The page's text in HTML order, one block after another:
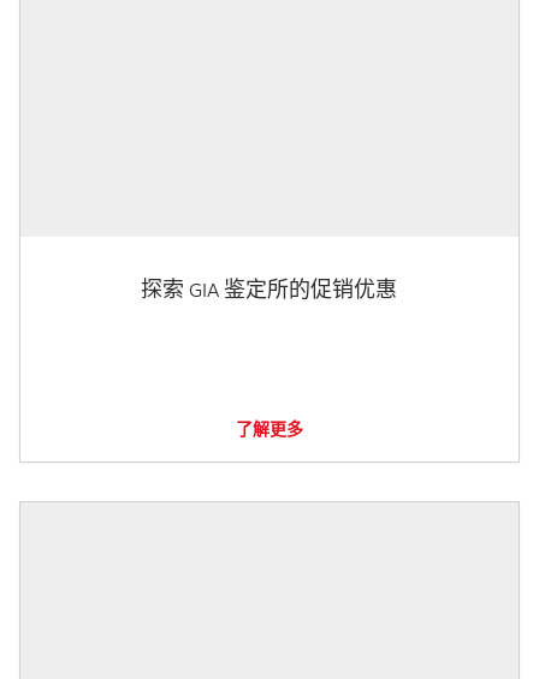
探索 GIA 鉴定所的促销优惠
了解更多